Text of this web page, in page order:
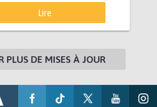
Lire
PLUS DE MISES À JOUR